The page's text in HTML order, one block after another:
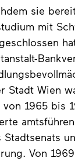
sie
mit
Stadt Wien
von 1965 bis
Stadtsenats
Von